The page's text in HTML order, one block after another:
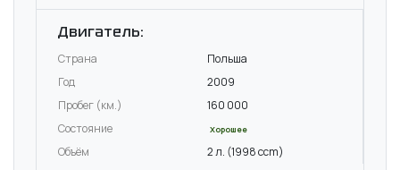
Двигатель:
Страна
Польша
Год
2009
Пробег (км.)
160 000
Состояние
Хорошее
Объём 2 л. (1998 ccm)